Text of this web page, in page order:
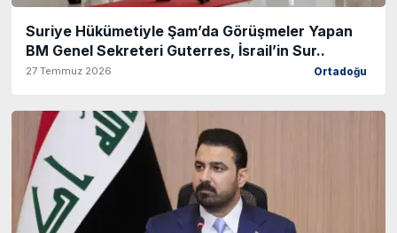
Suriye Hükümetiyle Şam’da Görüşmeler Yapan
BM Genel Sekreteri Guterres, İsrail’in Sur..
27 Temmuz 2026 Ortadoğu